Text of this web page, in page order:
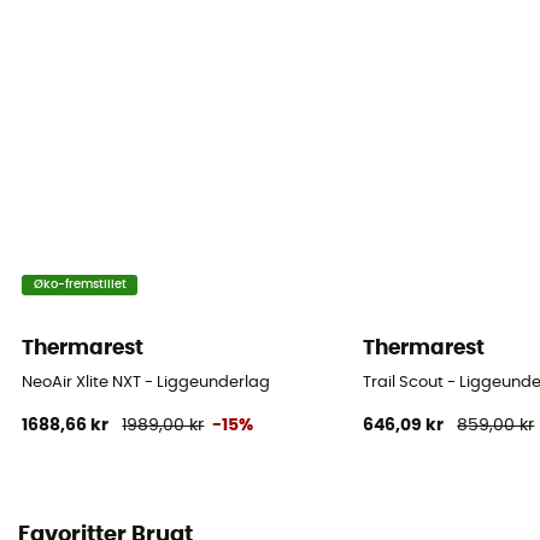
Øko-fremstillet
Thermarest
NeoAir Xlite NXT - Liggeunderlag
1688,66 kr 1989,00 kr -15%
Thermarest
Trail Scout -
646,09 kr 859,00 kr
Favoritter Brugt